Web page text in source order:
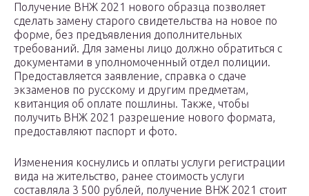
Получение ВНЖ 2021 нового образца позволяет
сделать замену старого свидетельства на новое по
форме, без предъявления дополнительных
требований. Для замены лицо должно обратиться с
документами в уполномоченный отдел полиции.
Предоставляется заявление, справка о сдаче
экзаменов по русскому и другим предметам,
квитанция об оплате пошлины. Также, чтобы
получить ВНЖ 2021 разрешение нового формата,
предоставляют паспорт и фото.
Изменения коснулись и оплаты услуги регистрации
вида на жительство, ранее стоимость услуги
составляла 3 500 рублей, получение ВНЖ 2021 стоит